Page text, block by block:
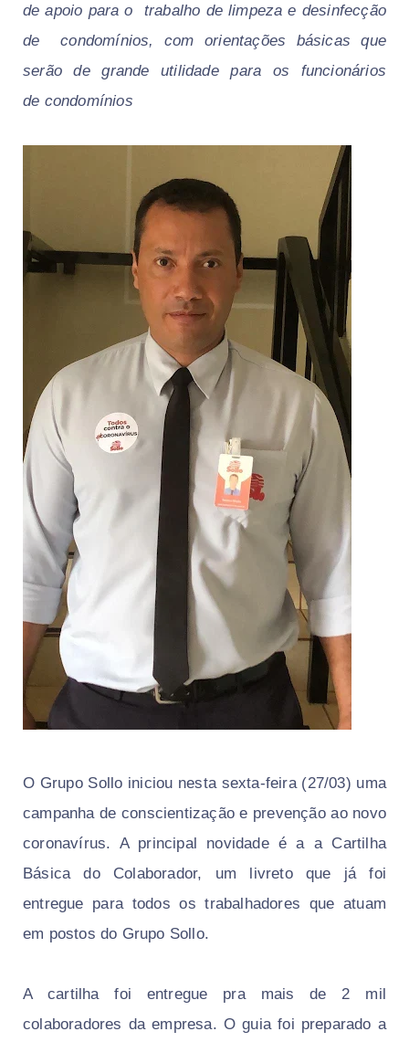
de apoio para o trabalho de limpeza e desinfecção
de condomínios, com orientações básicas que
serão de grande utilidade para os funcionários
de condomínios
O Grupo Sollo iniciou nesta sexta-feira (27/03) uma
campanha de conscientização e prevenção ao novo
coronavírus. A principal novidade é a a Cartilha
Básica do Colaborador, um livreto que já foi
entregue para todos os trabalhadores que atuam
em postos do Grupo Sollo.
A cartilha foi entregue pra mais de 2 mil
colaboradores da empresa. O guia foi preparado a